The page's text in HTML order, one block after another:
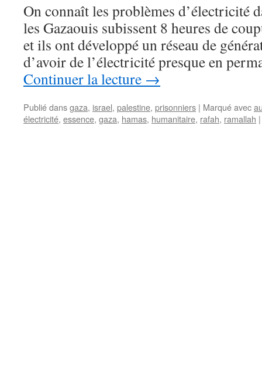
On connaît les problèmes d’électricité
les Gazaouis subissent 8 heures de
et ils ont développé un réseau de
d’avoir de l’électricité presque en
Continuer la lecture →
Publié dansgaza, israel, palestine, prisonniers | Marqué avec
électricité, essence, gaza, hamas, humanitaire, rafah, ramallah |